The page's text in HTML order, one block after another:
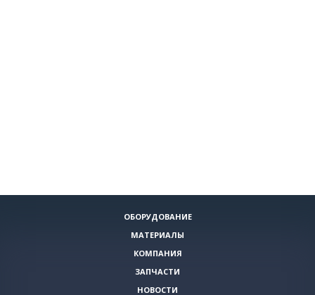
ОБОРУДОВАНИЕ
МАТЕРИАЛЫ
КОМПАНИЯ
ЗАПЧАСТИ
НОВОСТИ